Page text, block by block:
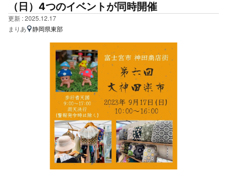
（日）4つのイベントが同時開催
更新 : 2025.12.17
まりあ
静岡県東部